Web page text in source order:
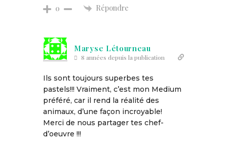
0 Répondre
Maryse Létourneau
8 années depuis la publication
Ils sont toujours superbes tes
pastels!!! Vraiment, c’est mon Medium
préféré, car il rend la réalité des
animaux, d’une façon incroyable!
Merci de nous partager tes chef-
d’oeuvre !!!